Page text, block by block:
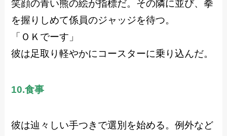
笑顔の青い熊の絵が指標だ。その隣に並び、拳
を握りしめて係員のジャッジを待つ。
「ＯＫでーす」
彼は足取り軽やかにコースターに乗り込んだ。
10.食事
彼は辿々しい手つきで選別を始める。例外など